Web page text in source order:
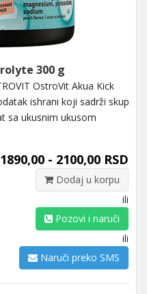
300 g
OstroVit Akua Kick
ishrani koji sadrži skup
sa ukusnim ukusom
1890,00 - 2100,00 RSD
Dodaj u korpu
ili
Pozovi i naruči
ili
Naruči preko SMS